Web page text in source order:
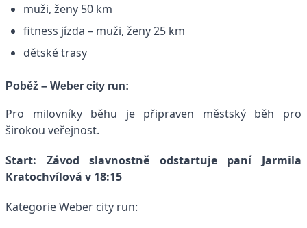
muži, ženy 50 km
fitness jízda – muži, ženy 25 km
dětské trasy
Poběž – Weber city run:
Pro milovníky běhu je připraven městský běh pro
širokou veřejnost.
Start: Závod slavnostně odstartuje paní Jarmila
Kratochvílová v 18:15
Kategorie Weber city run: